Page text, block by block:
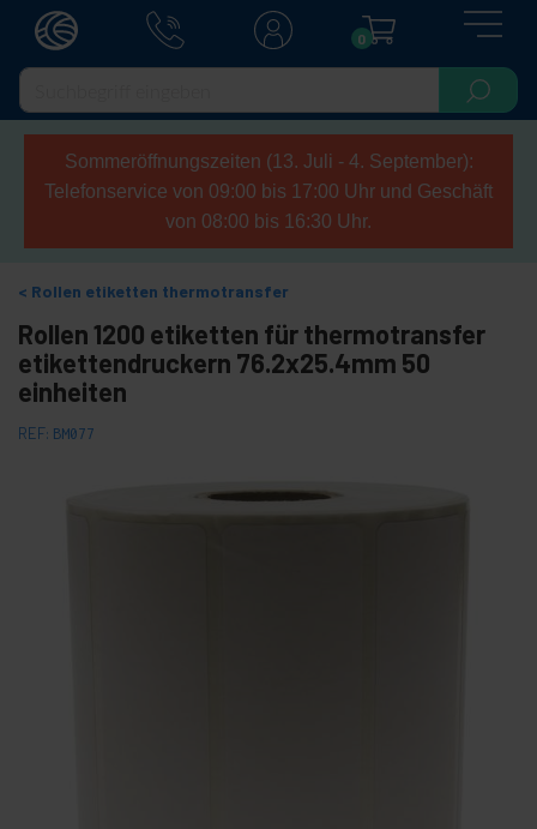
0
Sommeröffnungszeiten (13. Juli - 4. September):
Telefonservice von 09:00 bis 17:00 Uhr und Geschäft
von 08:00 bis 16:30 Uhr.
Rollen etiketten thermotransfer
Rollen 1200 etiketten für thermotransfer
etikettendruckern 76.2x25.4mm 50
einheiten
REF: BM077